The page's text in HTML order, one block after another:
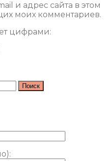
и адрес сайта в этом
моих комментариев.
цифрами: